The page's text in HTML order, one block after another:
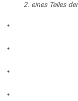
2. eines Teiles